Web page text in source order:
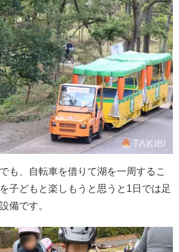
も、自転車を借りて湖を一周するこ
子どもと楽しもうと思うと1日では足
備です。